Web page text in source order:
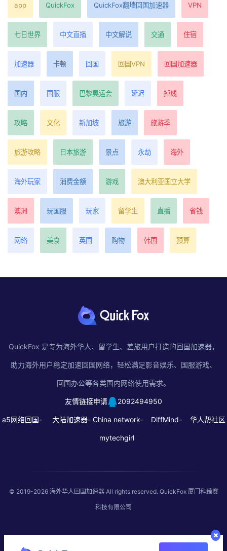
app QuickFox QuickFox翻墙回国加速器 VPN
七日世界 中文直播 中文解说 交通 住宿
加速器 卡顿 回国 回国VPN 回国加速器
国内 国服 巴黎奥运会 延迟 掉线
攻略 文化 新加坡 旅游 旅游季
旅游攻略 日本旅游 景点 永劫 海外
海外玩家 消费金额 游戏 澳大利亚国立大学
澳洲 玩国服 玩家 留学生 直播 省钱
网络 美食 英国 购物 韩国 预算
QuickFox 是专为海外华人、留学生、差旅用户打造的回国加速器，
助力海外用户稳定加速回国网络，轻松满足影音娱乐、国服游戏、
回国办公等各类国内网络使用需求。
友情链接申请 2092494950
a5网络回国- 大陆加速器- China network- DiffMind- 华人帮社区
mytechgirl
© 2019-2026 海外华人回国加速器All rights reserved. QuickFox 厦门科臻赛
科技有限公司